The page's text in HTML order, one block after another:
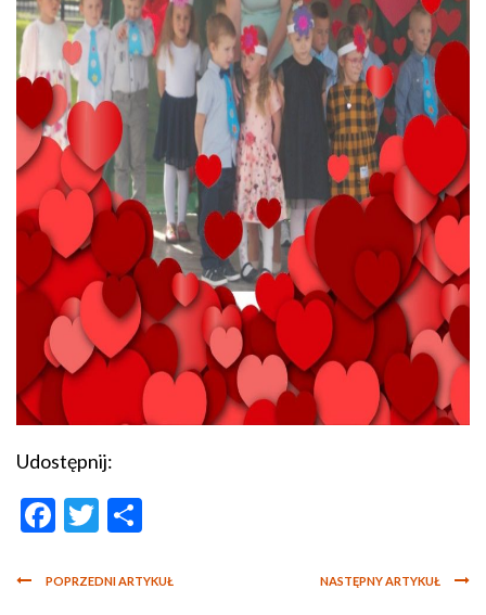
Udostępnij:
Facebook
Twitter
POPRZEDNI ARTYKUŁ NASTĘPNY ARTYKUŁ